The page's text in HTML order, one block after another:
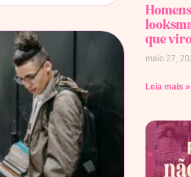
que
maio 27,
Leia mais »